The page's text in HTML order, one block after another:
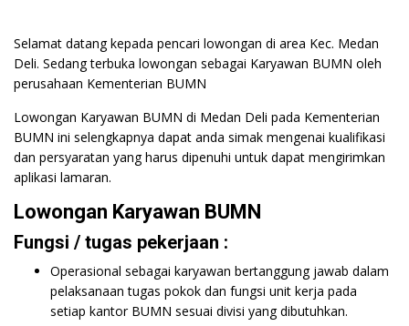
Selamat datang kepada pencari lowongan di area Kec. Medan
Deli. Sedang terbuka lowongan sebagai Karyawan BUMN oleh
perusahaan Kementerian BUMN
Lowongan Karyawan BUMN di Medan Deli pada Kementerian
BUMN ini selengkapnya dapat anda simak mengenai kualifikasi
dan persyaratan yang harus dipenuhi untuk dapat mengirimkan
aplikasi lamaran.
Lowongan Karyawan BUMN
Fungsi / tugas pekerjaan :
Operasional sebagai karyawan bertanggung jawab dalam
pelaksanaan tugas pokok dan fungsi unit kerja pada
setiap kantor BUMN sesuai divisi yang dibutuhkan.